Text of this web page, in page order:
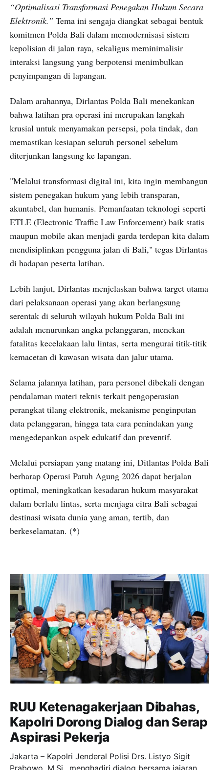
“Optimalisasi Transformasi Penegakan Hukum Secara
Elektronik.” Tema ini sengaja diangkat sebagai bentuk
komitmen Polda Bali dalam memodernisasi sistem
kepolisian di jalan raya, sekaligus meminimalisir
interaksi langsung yang berpotensi menimbulkan
penyimpangan di lapangan.
Dalam arahannya, Dirlantas Polda Bali menekankan
bahwa latihan pra operasi ini merupakan langkah
krusial untuk menyamakan persepsi, pola tindak, dan
memastikan kesiapan seluruh personel sebelum
diterjunkan langsung ke lapangan.
"Melalui transformasi digital ini, kita ingin membangun
sistem penegakan hukum yang lebih transparan,
akuntabel, dan humanis. Pemanfaatan teknologi seperti
ETLE (Electronic Traffic Law Enforcement) baik statis
maupun mobile akan menjadi garda terdepan kita dalam
mendisiplinkan pengguna jalan di Bali," tegas Dirlantas
di hadapan peserta latihan.
Lebih lanjut, Dirlantas menjelaskan bahwa target utama
dari pelaksanaan operasi yang akan berlangsung
serentak di seluruh wilayah hukum Polda Bali ini
adalah menurunkan angka pelanggaran, menekan
fatalitas kecelakaan lalu lintas, serta mengurai titik-titik
kemacetan di kawasan wisata dan jalur utama.
Selama jalannya latihan, para personel dibekali dengan
pendalaman materi teknis terkait pengoperasian
perangkat tilang elektronik, mekanisme penginputan
data pelanggaran, hingga tata cara penindakan yang
mengedepankan aspek edukatif dan preventif.
Melalui persiapan yang matang ini, Ditlantas Polda Bali
berharap Operasi Patuh Agung 2026 dapat berjalan
optimal, meningkatkan kesadaran hukum masyarakat
dalam berlalu lintas, serta menjaga citra Bali sebagai
destinasi wisata dunia yang aman, tertib, dan
berkeselamatan. (*)
RUU Ketenagakerjaan Dibahas,
Kapolri Dorong Dialog dan Serap
Aspirasi Pekerja
Jakarta – Kapolri Jenderal Polisi Drs. Listyo Sigit